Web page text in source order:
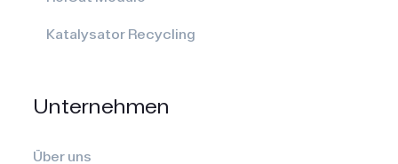
Katalysator Recycling
Unternehmen
Über uns